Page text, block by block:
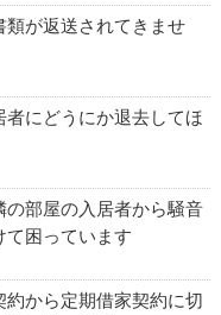
類が返送されてきませ
にどうにか退去してほ
部屋の入居者から騒音
て困っています
から定期借家契約に切